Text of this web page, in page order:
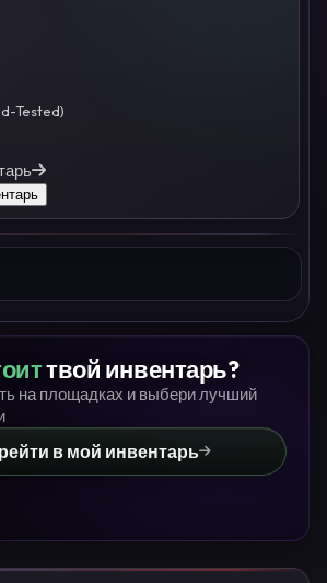
Tested)
твой инвентарь?
на площадках и выбери лучший
в мой инвентарь